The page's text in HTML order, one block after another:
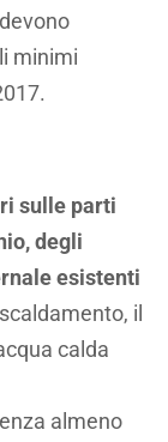
minimi
sulle parti
degli
esistenti
il
calda
almeno